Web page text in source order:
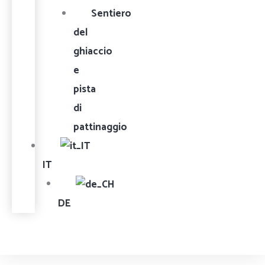
Sentiero
del
ghiaccio
e
pista
di
pattinaggio
IT
DE